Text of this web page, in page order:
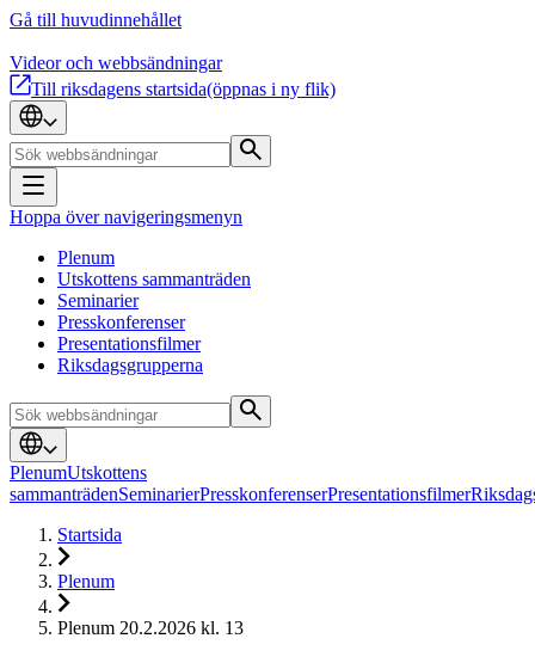
Gå till huvudinnehållet
Videor och webbsändningar
Till riksdagens startsida(öppnas i ny flik)
Hoppa över navigeringsmenyn
Plenum
Utskottens sammanträden
Seminarier
Presskonferenser
Presentationsfilmer
Riksdagsgrupperna
PlenumUtskottens
sammanträdenSeminarierPresskonferenserPresentationsfilmer
Startsida
Plenum
Plenum 20.2.2026 kl. 13